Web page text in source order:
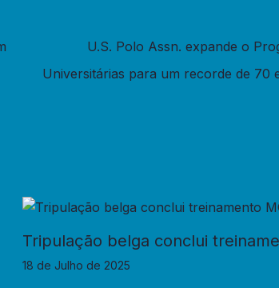
U.S. Polo Assn. expande o
Universitárias para um recorde de 70
Tripulação belga conclui
18 de Julho de 2025